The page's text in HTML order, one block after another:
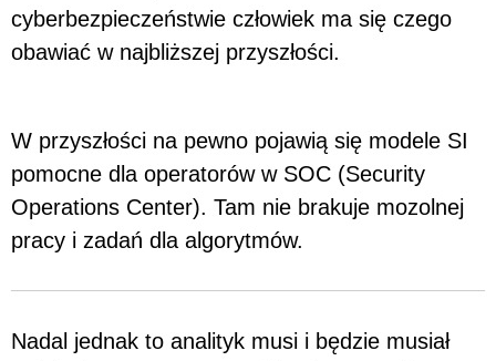
cyberbezpieczeństwie człowiek ma się czego
obawiać w najbliższej przyszłości.
W przyszłości na pewno pojawią się modele SI
pomocne dla operatorów w SOC (Security
Operations Center). Tam nie brakuje mozolnej
pracy i zadań dla algorytmów.
Nadal jednak to analityk musi i będzie musiał